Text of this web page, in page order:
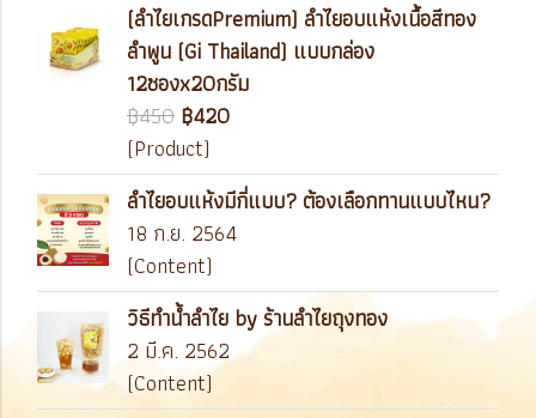
(ลำไยเกรดPremium) ลำไยอบแห้งเนื้อสีทอง
ลำพูน (Gi Thailand) แบบกล่อง
12ซองx20กรัม
฿450 ฿420
(Product)
ลำไยอบแห้งมีกี่แบบ? ต้องเลือกทานแบบไหน?
18 ก.ย. 2564
(Content)
วิธีทำน้ำลำไย by ร้านลำไยถุงทอง
2 มี.ค. 2562
(Content)